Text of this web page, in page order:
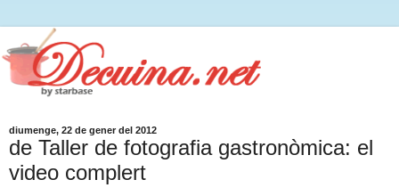
diumenge, 22 de gener del 2012
de Taller de fotografia gastronòmica: el
video complert